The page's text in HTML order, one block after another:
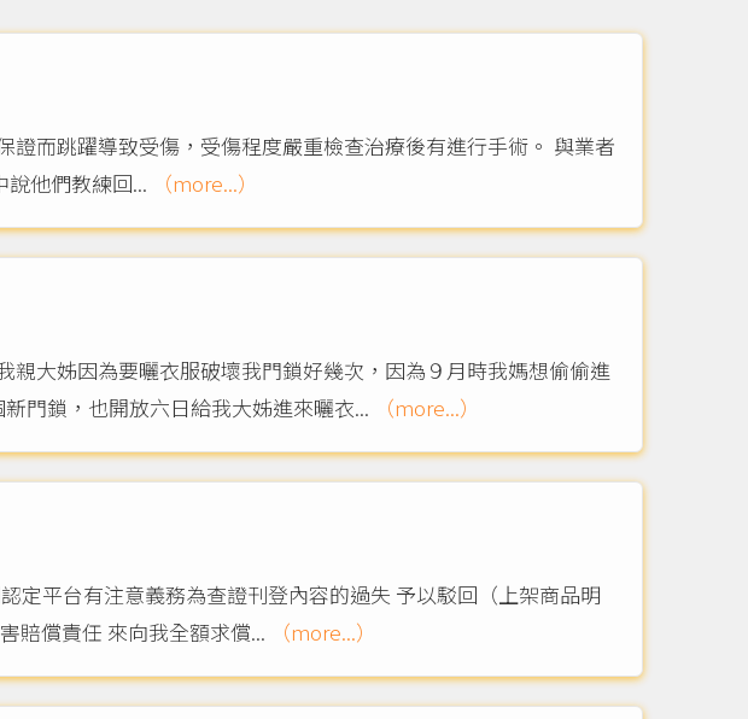
而跳躍導致受傷，受傷程度嚴重檢查治療後有進行手術。 與業者
2. 業者過程中說他們教練回...
（more...）
大姊因為要曬衣服破壞我門鎖好幾次，因為９月時我媽想偷偷進
門鎖，也開放六日給我大姊進來曬衣...
（more...）
定平台有注意義務為查證刊登內容的過失 予以駁回（上架商品明
賠償責任 來向我全額求償...
（more...）